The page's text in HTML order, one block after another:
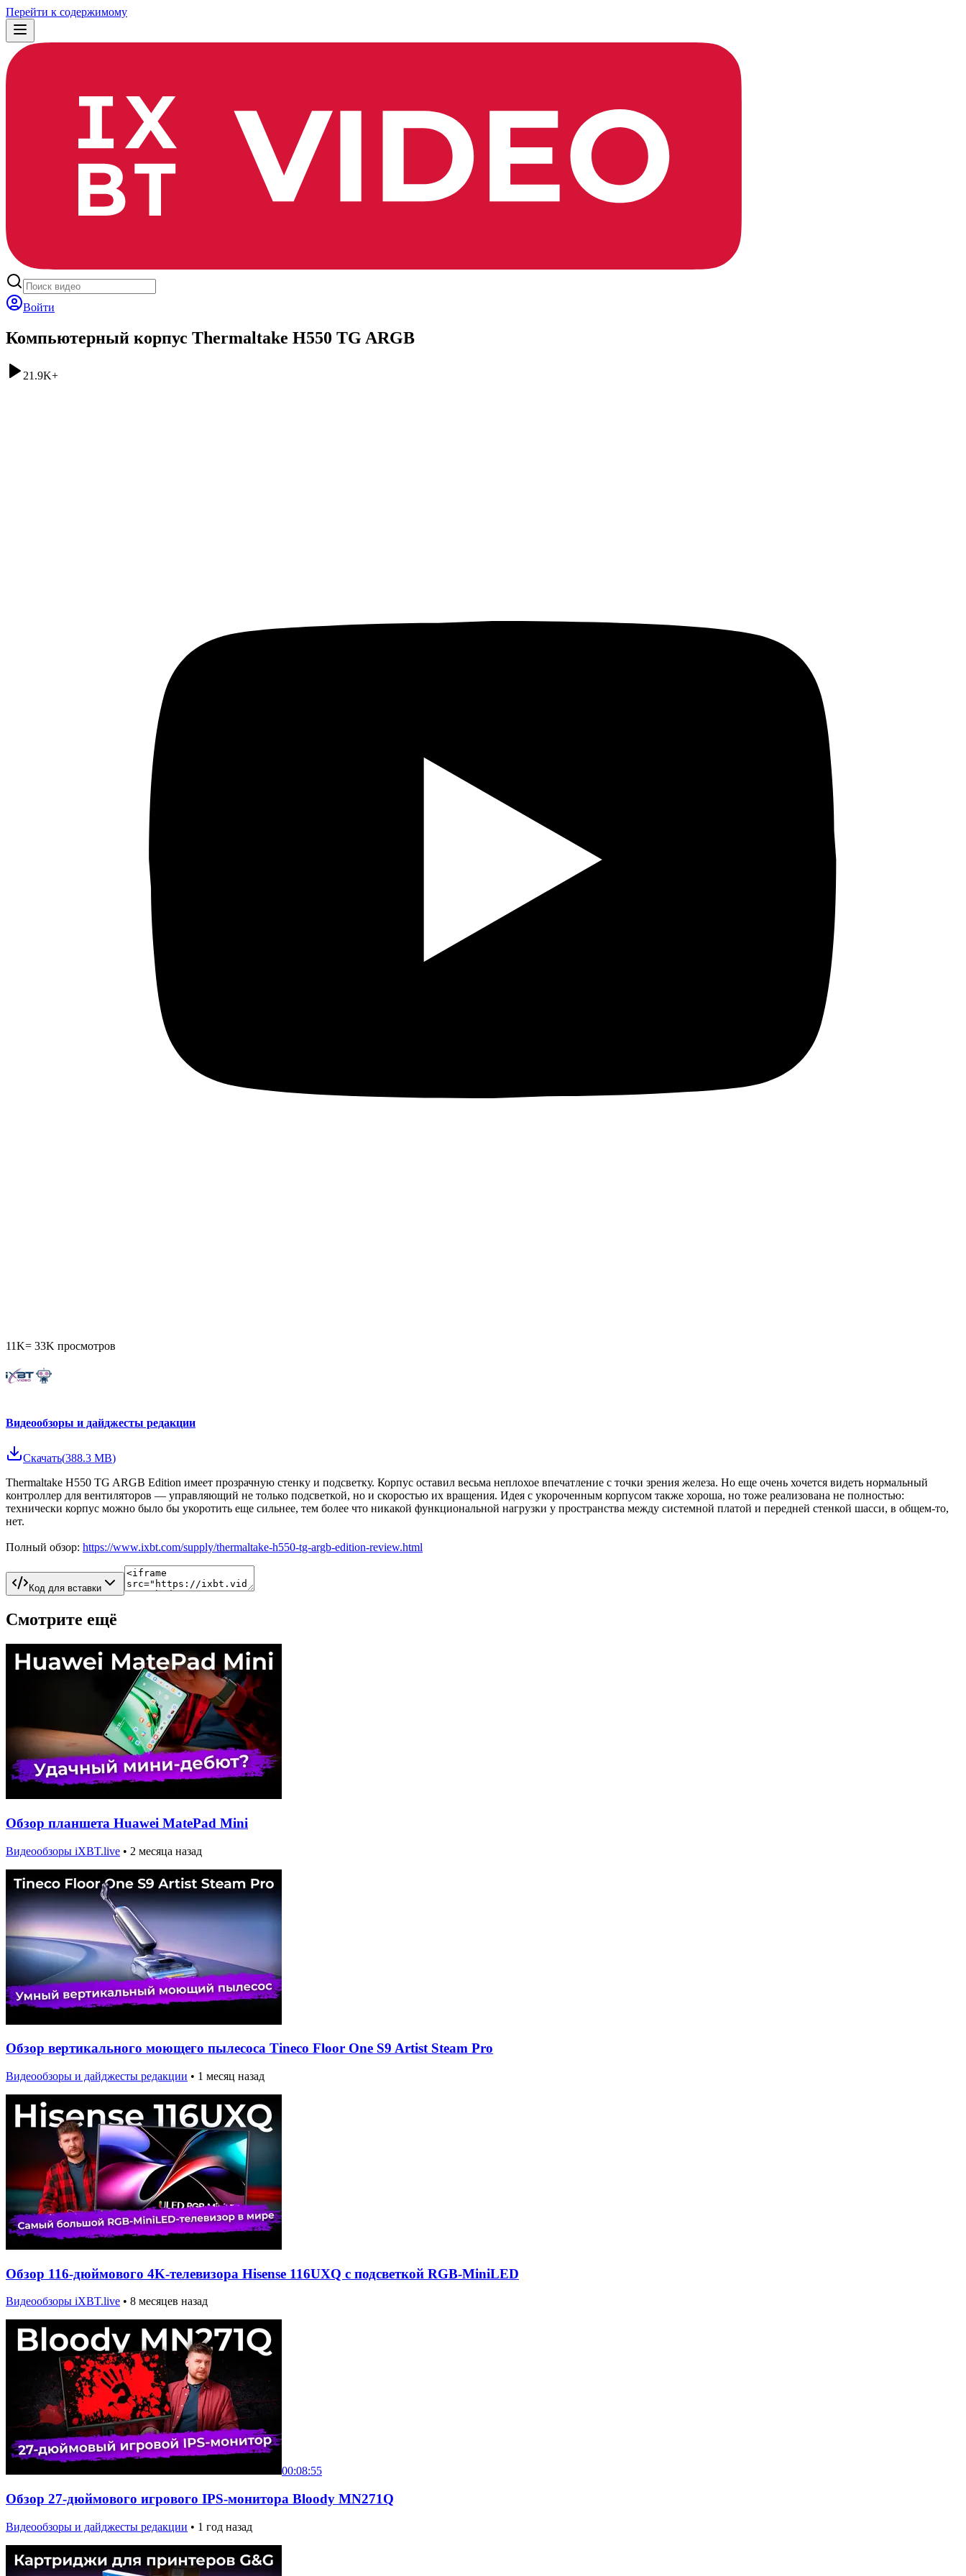
Перейти к содержимому
Войти
Компьютерный корпус Thermaltake H550 TG ARGB
21.9K+
11K= 33K просмотров
Видеообзоры и дайджесты редакции
Скачать(388.3 MB)
Thermaltake H550 TG ARGB Edition имеет прозрачную стенку и подсветку. Корпус оставил весьма неплохое впечатление с точки зрения железа. Но еще очень хочется видеть нормальный
контроллер для вентиляторов — управляющий не только подсветкой, но и скоростью их вращения. Идея с укороченным корпусом также хороша, но тоже реализована не полностью:
технически корпус можно было бы укоротить еще сильнее, тем более что никакой функциональной нагрузки у пространства между системной платой и передней стенкой шасси, в общем-то,
нет.
Полный обзор: https://www.ixbt.com/supply/thermaltake-h550-tg-argb-edition-review.html
Код для вставки
Смотрите ещё
Обзор планшета Huawei MatePad Mini
Видеообзоры iXBT.live • 2 месяца назад
Обзор вертикального моющего пылесоса Tineco Floor One S9 Artist Steam Pro
Видеообзоры и дайджесты редакции • 1 месяц назад
Обзор 116-дюймового 4K-телевизора Hisense 116UXQ с подсветкой RGB-MiniLED
Видеообзоры iXBT.live • 8 месяцев назад
00:08:55
Обзор 27-дюймового игрового IPS-монитора Bloody MN271Q
Видеообзоры и дайджесты редакции • 1 год назад